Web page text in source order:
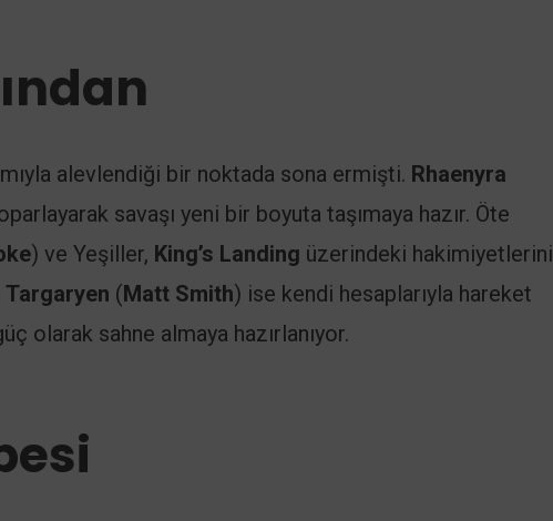
alevlendiği bir noktada sona ermişti. Rhaenyra
savaşı yeni bir boyuta taşımaya hazır. Öte
) ve Yeşiller, King’s Landing üzerindeki hakimiyetlerini
Targaryen (Matt Smith) ise kendi hesaplarıyla hareket
olarak sahne almaya hazırlanıyor.